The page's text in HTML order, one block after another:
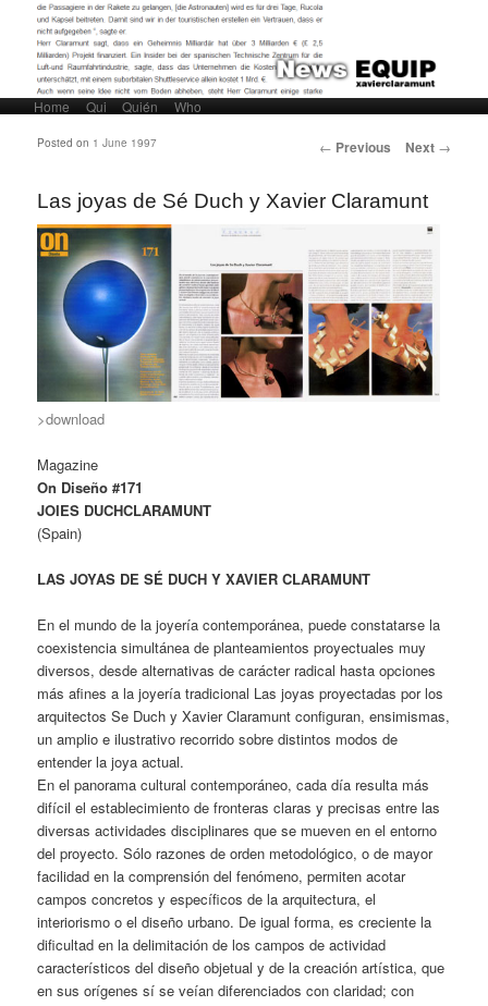
Main menuSkip to primary content
Skip to secondary content
Home Qui Quién Who
Post navigation
← Previous Next →
Las joyas de Sé Duch y Xavier Claramunt
Posted on 1 June 1997
>download
Magazine
On Diseño #171
JOIES DUCHCLARAMUNT
(Spain)
LAS JOYAS DE SÉ DUCH Y XAVIER CLARAMUNT
En el mundo de la joyería contemporánea, puede constatarse la
coexistencia simultánea de planteamientos proyectuales muy
diversos, desde alternativas de carácter radical hasta opciones
más afines a la joyería tradicional Las joyas proyectadas por los
arquitectos Se Duch y Xavier Claramunt configuran, ensimismas,
un amplio e ilustrativo recorrido sobre distintos modos de
entender la joya actual.
En el panorama cultural contemporáneo, cada día resulta más
difícil el establecimiento de fronteras claras y precisas entre las
diversas actividades disciplinares que se mueven en el entorno
del proyecto. Sólo razones de orden metodológico, o de mayor
facilidad en la comprensión del fenómeno, permiten acotar
campos concretos y específicos de la arquitectura, el
interiorismo o el diseño urbano. De igual forma, es creciente la
dificultad en la delimitación de los campos de actividad
característicos del diseño objetual y de la creación artística, que
en sus orígenes sí se veían diferenciados con claridad; con